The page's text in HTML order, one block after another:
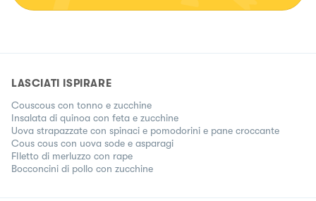
LASCIATI ISPIRARE
Couscous con tonno e zucchine
Insalata di quinoa con feta e zucchine
Uova strapazzate con spinaci e pomodorini e pane croccante
Cous cous con uova sode e asparagi
FIletto di merluzzo con rape
Bocconcini di pollo con zucchine